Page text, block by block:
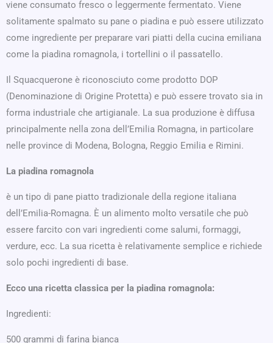
viene consumato fresco o leggermente fermentato. Viene
solitamente spalmato su pane o piadina e può essere utilizzato
come ingrediente per preparare vari piatti della cucina emiliana
come la piadina romagnola, i tortellini o il passatello.
Il Squacquerone è riconosciuto come prodotto DOP
(Denominazione di Origine Protetta) e può essere trovato sia in
forma industriale che artigianale. La sua produzione è diffusa
principalmente nella zona dell’Emilia Romagna, in particolare
nelle province di Modena, Bologna, Reggio Emilia e Rimini.
La piadina romagnola
è un tipo di pane piatto tradizionale della regione italiana
dell’Emilia-Romagna. È un alimento molto versatile che può
essere farcito con vari ingredienti come salumi, formaggi,
verdure, ecc. La sua ricetta è relativamente semplice e richiede
solo pochi ingredienti di base.
Ecco una ricetta classica per la piadina romagnola:
Ingredienti:
500 grammi di farina bianca